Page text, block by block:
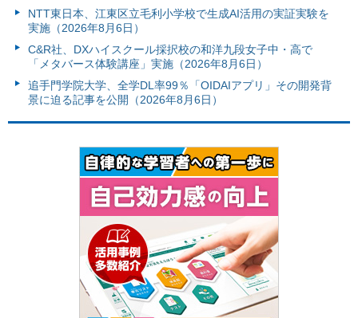
NTT東日本、江東区立毛利小学校で生成AI活用の実証実験を
実施（2026年8月6日）
C&R社、DXハイスクール採択校の和洋九段女子中・高で
「メタバース体験講座」実施（2026年8月6日）
追手門学院大学、全学DL率99％「OIDAIアプリ」その開発背
景に迫る記事を公開（2026年8月6日）